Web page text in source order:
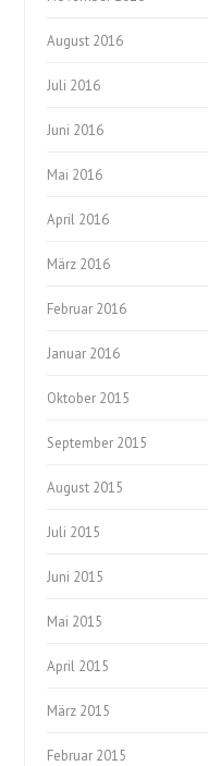
August 2016
Juli 2016
Juni 2016
Mai 2016
April 2016
März 2016
Februar 2016
Januar 2016
Oktober 2015
September 2015
August 2015
Juli 2015
Juni 2015
Mai 2015
April 2015
März 2015
Februar 2015